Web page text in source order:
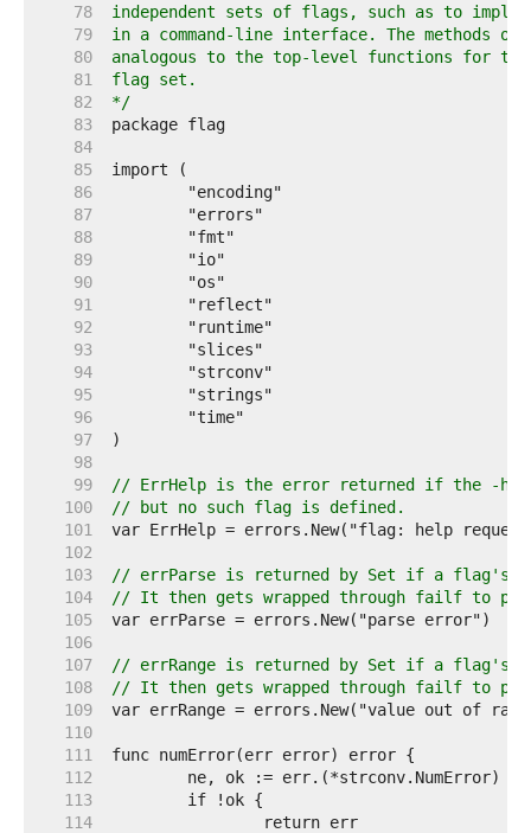
    78
    79
    80
    81
    82
*/
    83
    84
    85
    86
    87
    88
    89
    90
    91
    92
    93
    94
    95
    96
    97
    98
    99
// ErrHelp is the error returned if the -
   100
// but no such flag is defined.
   101
   102
   103
// errParse is returned by Set if a flag's
   104
// It then gets wrapped through failf to
   105
   106
   107
// errRange is returned by Set if a flag's
   108
// It then gets wrapped through failf to
   109
   110
   111
   112
   113
   114